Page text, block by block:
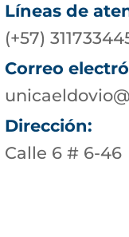
Líneas de
(+57)
Correo
Dirección:
Calle 6 # 6-46